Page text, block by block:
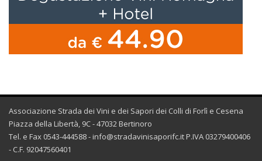
Associazione Strada dei Vini e dei Sapori dei Colli di Forlì e Cesena
Piazza della Libertà, 9C - 47032 Bertinoro
Tel. e Fax 0543-444588 - info@stradavinisaporifc.it P.IVA 03279400406
- C.F. 92047560401